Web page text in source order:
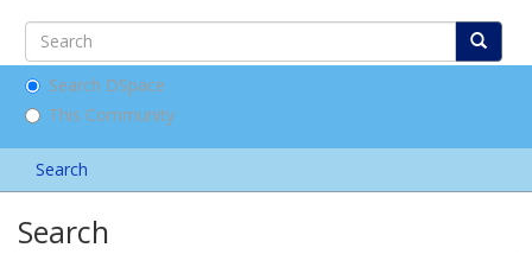
Search DSpace
This Community
Search
Search